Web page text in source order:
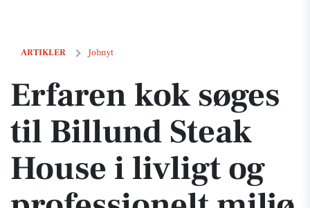
ARTIKLER Jobnyt
Erfaren kok søges til Billund Steak House i livligt og professionelt
Erfaren kok søges
til Billund Steak
House i livligt og